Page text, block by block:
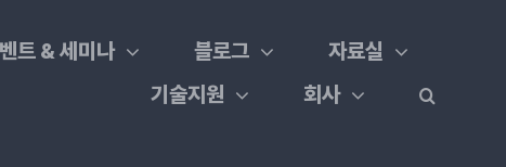
트 & 세미나 블로그
자료실
기술지원
회사